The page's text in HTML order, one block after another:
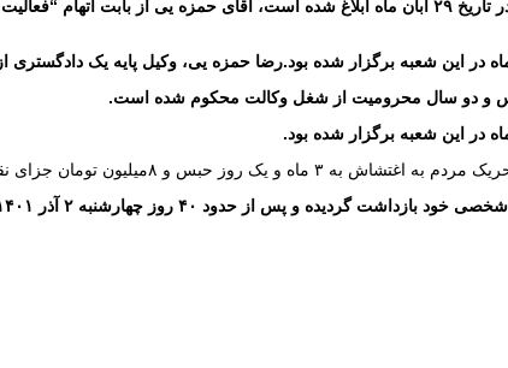
حکمی که توسط شعبه یک دادگاه انقلاب استان #قزوین صادر و در تاریخ ۲۹ آبان ماه
حبس و دو سال محرومیت از شغل وکالت محکوم شده است.